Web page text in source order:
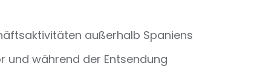
außerhalb Spaniens
während der Entsendung